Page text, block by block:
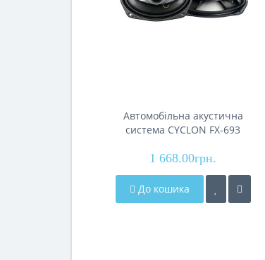
Автомобільна акустична
система CYCLON FX-693
1 668.00грн.
До кошика